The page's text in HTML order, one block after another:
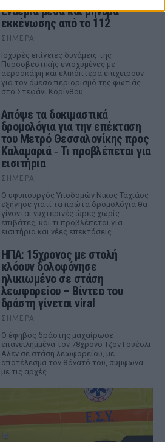
Εναέρια μέσα και μήνυμα
εκκένωσης από το 112
ΣΉΜΕΡΑ
Ισχυρές επίγειες δυνάμεις της
Πυροσβεστικής ενισχυμένες με
αεροσκάφη και ελικόπτερα επιχειρούν
για τον άμεσο περιορισμό της φωτιάς
στο Στεφάνι Κορίνθου.
Απόψε τα δοκιμαστικά
δρομολόγια για την επέκταση
του Μετρό Θεσσαλονίκης προς
Καλαμαριά ‑ Τι προβλέπεται για
εισιτήρια
ΣΉΜΕΡΑ
Ο υφυπουργός Υποδομών Νίκος Ταχιάος
εξήγησε γιατί τα πρώτα δρομολόγια θα
γίνονται νυχτερινές ώρες χωρίς
επιβάτες, και τι προβλέπεται για
εισιτήρια και νέες επεκτάσεις.
ΗΠΑ: 15χρονος με στολή
κλόουν δολοφόνησε
ηλικιωμένο σε στάση
λεωφορείου – Βίντεο του
δράστη γίνεται viral
ΣΉΜΕΡΑ
Ο έφηβος δράστης μαχαίρωσε
επανειλημμένα τον 78χρονο Τζον Γουέσλι
Αλεν σε στάση λεωφορείου, με
αποτέλεσμα τον θάνατό του, σύμφωνα
με τις αρχές